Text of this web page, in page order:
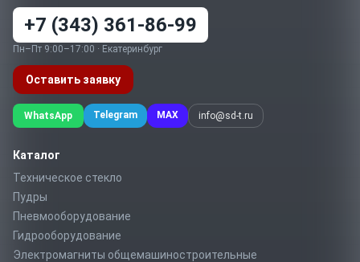
+7 (343) 361-86-99
Пн–Пт 9:00–17:00 · Екатеринбург
Оставить заявку
WhatsApp Telegram MAX info@sd-t.ru
Каталог
Техническое стекло
Пудры
Пневмооборудование
Гидрооборудование
Электромагниты общемашиностроительные